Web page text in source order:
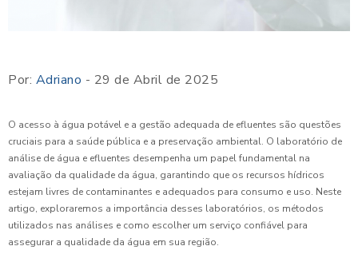
Por: Adriano - 29 de Abril de 2025
O acesso à água potável e a gestão adequada de efluentes são questões
cruciais para a saúde pública e a preservação ambiental. O laboratório de
análise de água e efluentes desempenha um papel fundamental na
avaliação da qualidade da água, garantindo que os recursos hídricos
estejam livres de contaminantes e adequados para consumo e uso. Neste
artigo, exploraremos a importância desses laboratórios, os métodos
utilizados nas análises e como escolher um serviço confiável para
assegurar a qualidade da água em sua região.